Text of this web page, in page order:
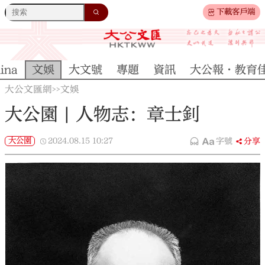
下載客戶端
文娛 大文號 專題 資訊 大公報·教育
大公文匯網>>文娛
大公園 | 人物志：章士釗
大公園 2024.08.15 10:27 字號 分享